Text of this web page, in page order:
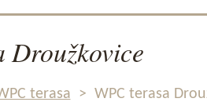
Droužkovice
terasa > WPC terasa